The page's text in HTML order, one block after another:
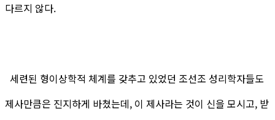
다르지 않다.
세련된 형이상학적 체계를 갖추고 있었던 조선조 성리학자들도
제사만큼은 진지하게 바쳤는데, 이 제사라는 것이 신을 모시고, 받